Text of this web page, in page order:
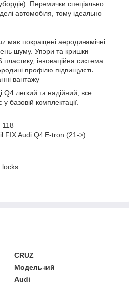
Перемички спеціально
автомобіля, тому ідеально
має покращені аеродинамічні
шуму. Упори та кришки
пластику, інноваційна система
профілю підвищують
вантажу
легкий та надійний, все
базовій комплектації.
118
FIX Audi Q4 E-tron (21->)
locks
CRUZ
Модельний
Audi